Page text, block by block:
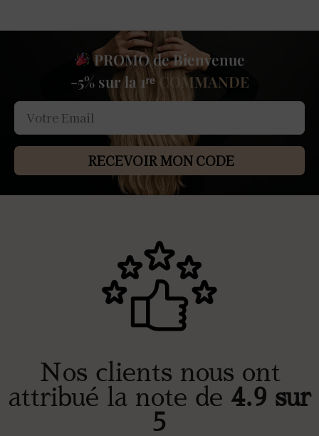
PROMO de Bienvenue
-5% sur la 1ʳᵉ COMMANDE
RECEVOIR MON CODE
Nos clients nous ont
attribué la note de 4.9 sur
5